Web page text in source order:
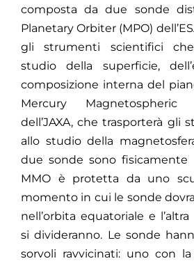
composta da due sonde
Planetary Orbiter (MPO)
gli strumenti scientifici
studio della superficie,
composizione interna del
Mercury Magnetospheric
dell’JAXA, che trasporterà gli
allo studio della
due sonde sono
MMO è protetta da uno
momento in cui le sonde
nell’orbita equatoriale e
si divideranno. Le sonde
sorvoli ravvicinati: uno con